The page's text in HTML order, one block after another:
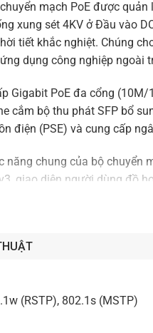
mạch PoE được
xung sét 4KV ở Đầu vào
tiết khắc nghiệt. Chúng
dụng công nghiệp ngoài
Gigabit PoE đa cổng
cắm bộ thu phát SFP bổ
điện (PSE) và cung cấp
năng chung của bộ chuyển
giao diện người dùng đồ
tạo bản đồ cấu trúc camera,
(RSTP), 802.1s (MSTP)